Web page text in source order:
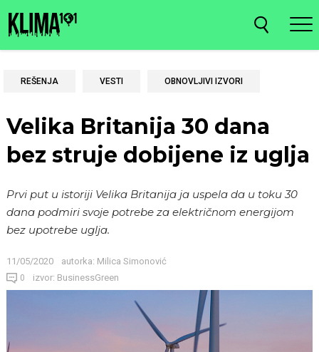
REŠENJA VESTI OBNOVLJIVI IZVORI
Velika Britanija 30 dana
bez struje dobijene iz uglja
Prvi put u istoriji Velika Britanija ja uspela da u toku 30
dana podmiri svoje potrebe za električnom energijom
bez upotrebe uglja.
11/05/2020 autorka: Milica Simonović
0 izvor: BusinessGreen